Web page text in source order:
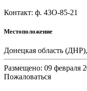
Контакт: ф. 43O-85-21
Местоположение
Донецкая область
Размещено: 09 февраля
Пожаловаться